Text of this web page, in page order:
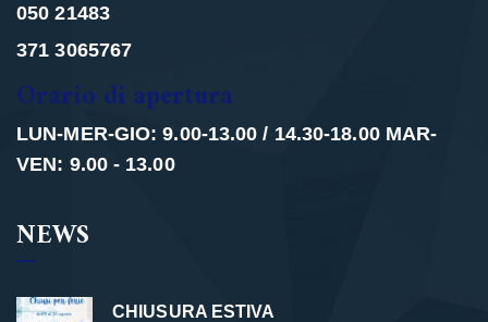
050 21483
371 3065767
Orario di apertura
LUN-MER-GIO: 9.00-13.00 / 14.30-18.00 MAR-
VEN: 9.00 - 13.00
NEWS
CHIUSURA ESTIVA